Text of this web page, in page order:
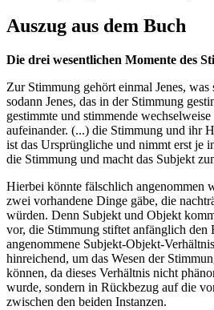
Auszug aus dem Buch
Die drei wesentlichen Momente des
Zur Stimmung gehört einmal Jenes, was
sodann Jenes, das in der Stimmung
gestimmte und stimmende
aufeinander. (...) die Stimmung und ihr
ist das Ursprüngliche und nimmt erst je
die Stimmung und macht das Subjekt
Hierbei könnte fälschlich angenommen
zwei vorhandene Dinge gäbe, die
würden. Denn Subjekt und Objekt
vor, die Stimmung stiftet anfänglich den
angenommene Subjekt-Objekt-
hinreichend, um das Wesen der
können, da dieses Verhältnis nicht
wurde, sondern in Rückbezug auf die
zwischen den beiden Instanzen.